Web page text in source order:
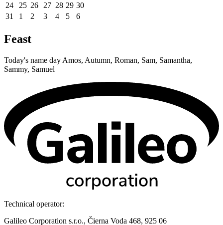
24
25 26 27 28 29 30
31
1 2 3 4 5 6
Feast
Today's name day Amos, Autumn, Roman, Sam, Samantha,
Sammy, Samuel
Technical operator:
Galileo Corporation s.r.o., Čierna Voda 468, 925 06